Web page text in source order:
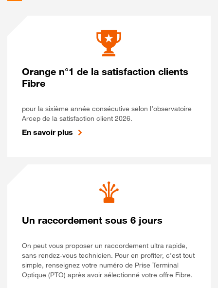
Orange n°1 de la satisfaction clients
Fibre
pour la sixième année consécutive selon l’observatoire
Arcep de la satisfaction client 2026.
En savoir plus
Un raccordement sous 6 jours
On peut vous proposer un raccordement ultra rapide,
sans rendez-vous technicien. Pour en profiter, c’est tout
simple, renseignez votre numéro de Prise Terminal
Optique (PTO) après avoir sélectionné votre offre Fibre.